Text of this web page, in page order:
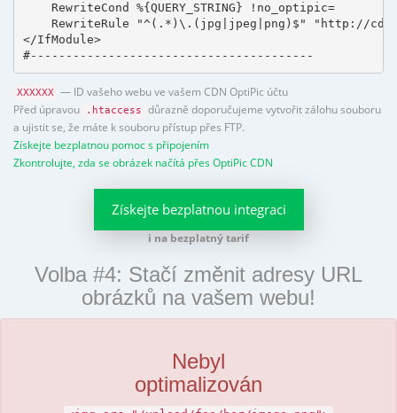
    RewriteCond %{QUERY_STRING} !no_optipic=
RewriteRule "^(.*)\.(jpg|jpeg|png)$" "http://
</IfModule>
#----------------------------------------
XXXXXX
— ID vašeho webu ve vašem CDN OptiPic účtu
Před úpravou
.htaccess
důrazně doporučujeme vytvořit zálohu souboru
a ujistit se, že máte k souboru přístup přes FTP.
Získejte bezplatnou pomoc s připojením
Zkontrolujte, zda se obrázek načítá přes OptiPic CDN
Získejte bezplatnou integraci
i na bezplatný tarif
Volba #4: Stačí změnit adresy URL
obrázků na vašem webu!
Nebyl
optimalizován